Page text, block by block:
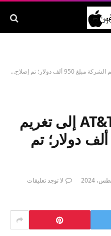
أدى انقطاع AT&T 911 إلى تغريم
الشركة مبلغ 950 ألف دولار؛ تم
لا توجد تعليقات